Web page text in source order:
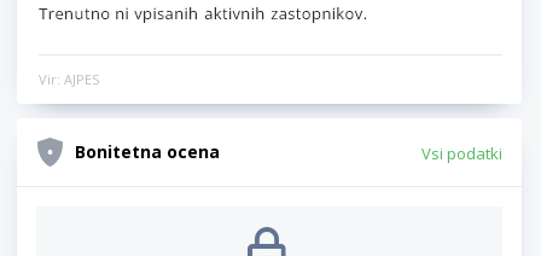
Vir: AJPES
Bonitetna ocena Vsi podatki